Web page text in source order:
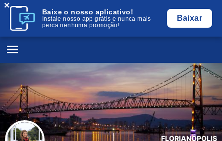
Baixe o nosso aplicativo!
Instale nosso app grátis e nunca mais
perca nenhuma promoção!
Baixar
×
FLORIANÓPOLIS